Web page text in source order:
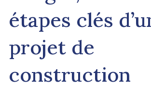
étapes clés
projet de
construction